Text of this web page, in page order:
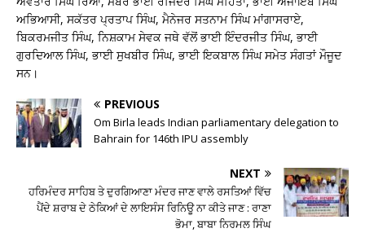
ਅਭਿਆਸੀ, ਸਕੱਤਰ ਪ੍ਰਤਾਪ ਸਿੰਘ, ਮੈਨੇਜਰ ਸਤਨਾਮ ਸਿੰਘ ਮਾਂਗਾਸਰਾਏ,
ਬਿਕਰਮਜੀਤ ਸਿੰਘ, ਨਿਸ਼ਕਾਮ ਸੇਵਕ ਜਥੇ ਵੱਲੋਂ ਭਾਈ ਇੰਦਰਜੀਤ ਸਿੰਘ, ਭਾਈ
ਗੁਰਦਿਆਲ ਸਿੰਘ, ਭਾਈ ਸੁਖਬੀਰ ਸਿੰਘ, ਭਾਈ ਇਕਬਾਲ ਸਿੰਘ ਸਮੇਤ ਸੰਗਤਾਂ ਮੌਜੂਦ
ਸਨ।
PREVIOUS
Om Birla leads Indian parliamentary delegation to
Bahrain for 146th IPU assembly
NEXT
ਹਰਿਮੰਦਰ ਸਾਹਿਬ ਤੇ ਦੁਰਗਿਆਣਾ ਮੰਦਰ ਜਾਣ ਵਾਲੇ ਰਸਤਿਆਂ ਵਿੱਚ
ਪੈਂਦੇ ਸ਼ਰਾਬ ਦੇ ਠੇਕਿਆਂ ਦੇ ਲਾਇਸੰਸ ਰਿਨਿਊ ਨਾ ਕੀਤੇ ਜਾਣ : ਰਾਣਾ
ਭੋਮਾ, ਬਾਬਾ ਨਿਰਮਲ ਸਿੰਘ